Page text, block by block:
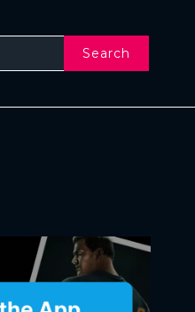
Search